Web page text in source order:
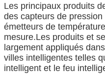
Les principaux produits
des capteurs de
émetteurs de
mesure.Les produits et
largement appliqués
villes intelligentes telles
intelligent et le feu